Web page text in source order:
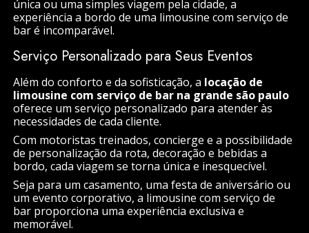
única ou uma simples viagem pela cidade, a
experiência a bordo de uma limousine com serviço de
bar é incomparável.
Serviço Personalizado para Seus Eventos
Além do conforto e da sofisticação, a locação de
limousine com serviço de bar na grande são paulo
oferece um serviço personalizado para atender às
necessidades de cada cliente.
Com motoristas treinados, concierge e a possibilidade
de personalização da rota, decoração e bebidas a
bordo, cada viagem se torna única e inesquecível.
Seja para um casamento, uma festa de aniversário ou
um evento corporativo, a limousine com serviço de
bar proporciona uma experiência exclusiva e
memorável.